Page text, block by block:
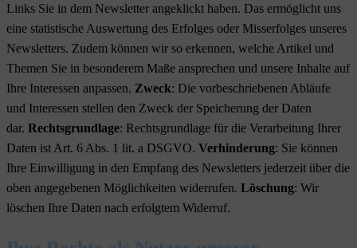
Links Sie in dem Newsletter angeklickt haben. Das ermöglicht uns
eine statistische Auswertung des Erfolges oder Misserfolges unseres
Newsletters. Zudem können wir so erkennen, welche Artikel und
Themen Sie in besonderem Maße ansprechen und unsere Inhalte auf
Ihre Interessen anpassen. Zweck: Die vorbeschriebenen Abläufe
und Interessen stellen den Zweck der Speicherung der Daten
dar. Rechtsgrundlage: Rechtsgrundlage für die Verarbeitung Ihrer
Daten ist Art. 6 Abs. 1 lit. a DSGVO. Verhinderung: Sie können
Ihre Einwilligung in den Empfang des Newsletters jederzeit über die
oben angegebenen Möglichkeiten widerrufen. Löschung: Wir
löschen Ihre Daten nach erfolgtem Widerruf.